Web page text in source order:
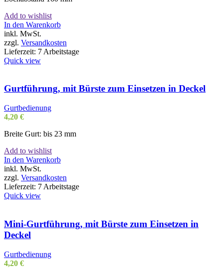
Add to wishlist
In den Warenkorb
inkl. MwSt.
zzgl. Versandkosten
Lieferzeit: 7 Arbeitstage
Quick view
Gurtführung, mit Bürste zum Einsetzen in Deckel
Gurtbedienung
4,20 €
Breite Gurt: bis 23 mm
Add to wishlist
In den Warenkorb
inkl. MwSt.
zzgl. Versandkosten
Lieferzeit: 7 Arbeitstage
Quick view
Mini-Gurtführung, mit Bürste zum Einsetzen in
Deckel
Gurtbedienung
4,20 €